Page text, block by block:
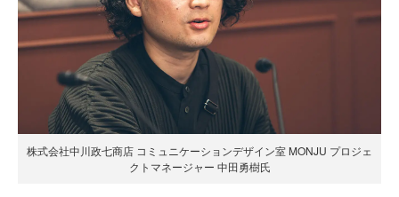
株式会社中川政七商店 コミュニケーションデザイン室 MONJU プロジェ
クトマネージャー 中田勇樹氏